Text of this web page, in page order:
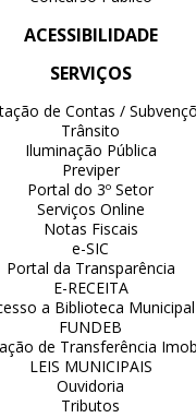
ACESSIBILIDADE
SERVIÇOS
de Contas /
Trânsito
Iluminação Pública
Previper
Portal do 3º Setor
Serviços Online
Notas Fiscais
e-SIC
Portal da Transparência
E-RECEITA
a Biblioteca Municipal
FUNDEB
de Transferência
LEIS MUNICIPAIS
Ouvidoria
Tributos